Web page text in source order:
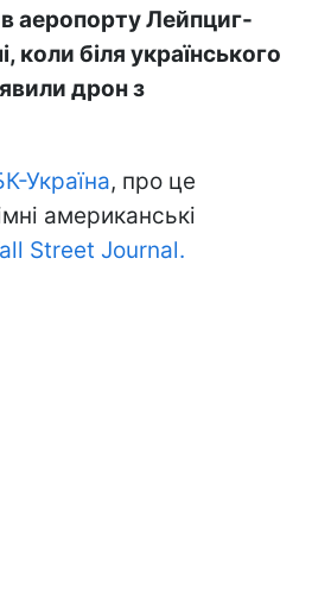
аеропорту Лейпциг-
коли біля українського
дрон з
Україна, про це
американські
Street Journal.